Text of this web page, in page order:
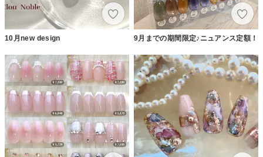
10月new design 9月までの期間限定♪ニュアンス定額！